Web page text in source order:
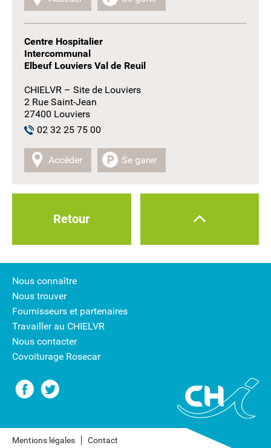
Centre Hospitalier
Intercommunal
Elbeuf Louviers Val de Reuil
CHIELVR – Site de Louviers
2 Rue Saint-Jean
27400 Louviers
02 32 25 75 00
Accéder Se garer
Retour
Nous connaître
Nous trouver
Fournisseurs et partenaires
Travailler au CHIELVR
Nous contacter
Covoiturage Rosecar
Mentions légales Contact